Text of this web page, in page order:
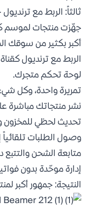
ثالثاً: الربط مع
جهّزت منتجات لموسم
أكبر بكثير من سوقك
الربط مع ترنديول
لوحة تحكم متجرك.
تمريرة واحدة، وكل
نشر منتجاتك مباشرة
تحديث لحظي للمخزون
وصول الطلبات
متابعة الشحن
إدارة موحّدة بدون
النتيجة: جمهور أكبر